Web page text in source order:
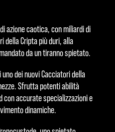
azione caotica, con miliardi di
della Cripta più duri, alla
da un tiranno spietato.
dei nuovi Cacciatori della
Sfrutta potenti abilità
con accurate specializzazioni e
dinamiche.